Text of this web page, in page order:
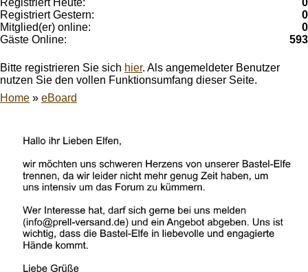
Registriert Heute:
0
Registriert Gestern:
0
Mitglied(er) online:
0
Gäste Online:
593
Bitte registrieren Sie sich hier. Als angemeldeter Benutzer
nutzen Sie den vollen Funktionsumfang dieser Seite.
Home » eBoard